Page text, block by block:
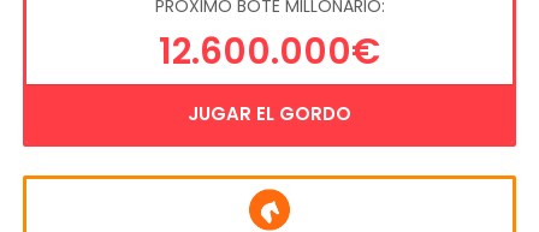
PRÓXIMO BOTE MILLONARIO:
12.600.000€
JUGAR EL GORDO